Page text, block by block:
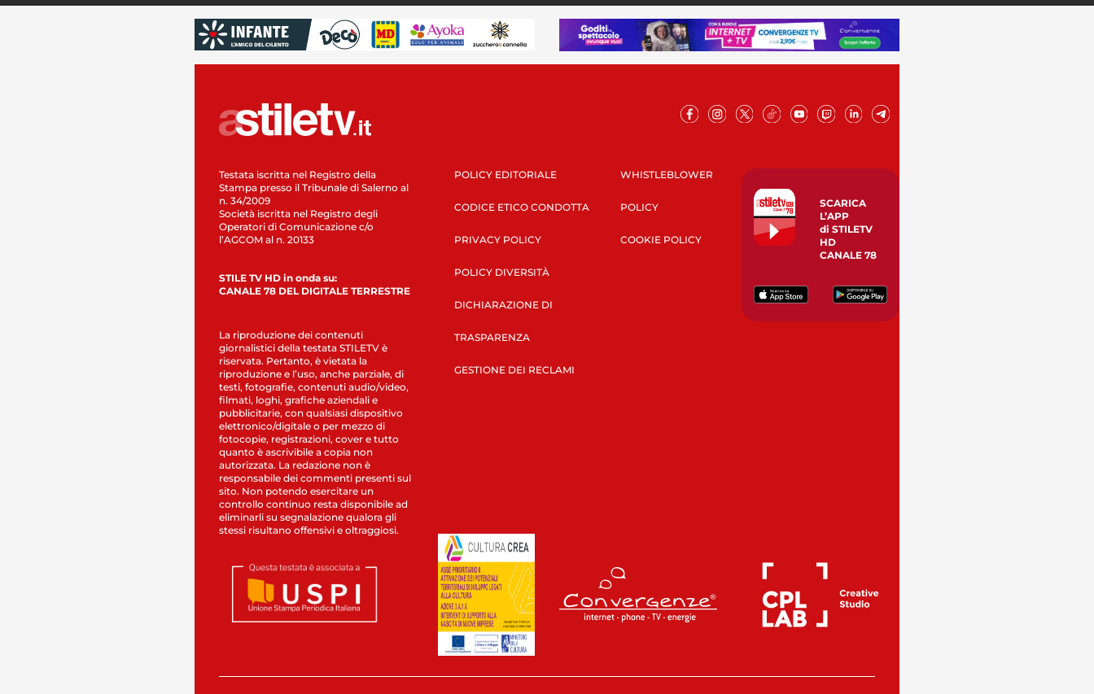
Testata iscritta nel Registro della
Stampa presso il Tribunale di Salerno al
n. 34/2009
Società iscritta nel Registro degli
Operatori di Comunicazione c/o
l’AGCOM al n. 20133
STILE TV HD in onda su:
CANALE 78 DEL DIGITALE TERRESTRE
La riproduzione dei contenuti
giornalistici della testata STILETV è
riservata. Pertanto, è vietata la
riproduzione e l’uso, anche parziale, di
testi, fotografie, contenuti audio/video,
filmati, loghi, grafiche aziendali e
pubblicitarie, con qualsiasi dispositivo
elettronico/digitale o per mezzo di
fotocopie, registrazioni, cover e tutto
quanto è ascrivibile a copia non
autorizzata. La redazione non è
responsabile dei commenti presenti sul
sito. Non potendo esercitare un
controllo continuo resta disponibile ad
eliminarli su segnalazione qualora gli
stessi risultano offensivi e oltraggiosi.
POLICY EDITORIALE
CODICE ETICO CONDOTTA
PRIVACY POLICY
POLICY DIVERSITÀ
DICHIARAZIONE DI
TRASPARENZA
GESTIONE DEI RECLAMI
WHISTLEBLOWER
POLICY
COOKIE POLICY
SCARICA
L’APP
di STILETV
HD
CANALE 78